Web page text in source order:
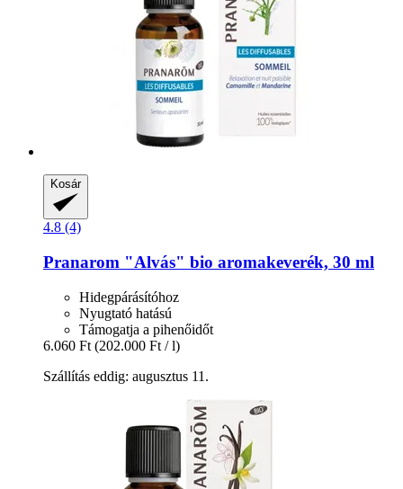
Kosár
4.8 (4)
Pranarom "Alvás" bio aromakeverék, 30 ml
Hidegpárásítóhoz
Nyugtató hatású
Támogatja a pihenőidőt
6.060 Ft (202.000 Ft / l)
Szállítás eddig: augusztus 11.